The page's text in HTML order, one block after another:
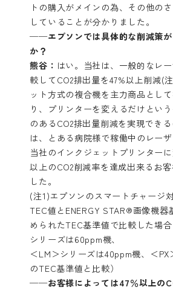
トの購入がメインの為、その他の
していることが分かりました。
──エプソンでは具体的な削減策
か？
熊谷： はい。当社は、一般的なレ
較してCO2排出量を47%以上削減(
ット方式の複合機を主力商品とし
り、プリンターを変えるだけとい
のあるCO2排出量削減を実現でき
は、とある病院様で稼働中のレー
当社のインクジェットプリンター
以上のCO2削減率を達成出来るお
した。
(注1)エプソンのスマートチャージ
TEC値とENERGY STAR®画像機器
められたTEC基準値で比較した場
シリーズは60ppm機、
＜LM＞シリーズは40ppm機、＜
のTEC基準値と比較）
──お客様によっては47％以上の